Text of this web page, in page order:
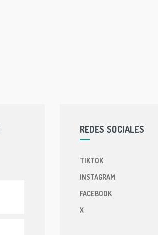
REDES SOCIALES
TIKTOK
INSTAGRAM
FACEBOOK
X